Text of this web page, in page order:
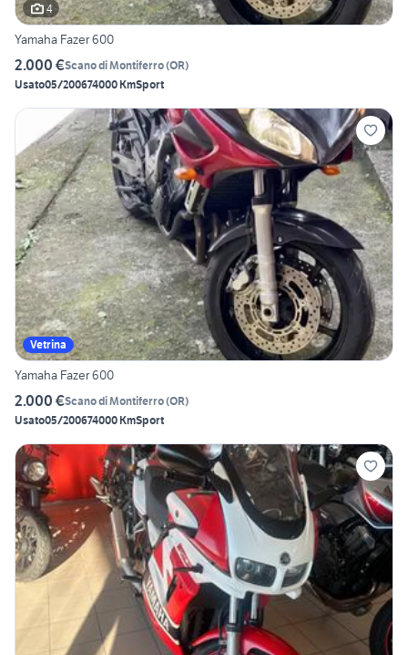
4
Yamaha Fazer 600
2.000 €Scano di Montiferro(OR)
Usato05/200674000 KmSport
Vetrina
Yamaha Fazer 600
2.000 €Scano di Montiferro(OR)
Usato05/200674000 KmSport